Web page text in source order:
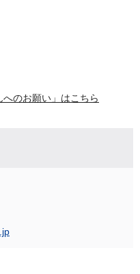
のお願い」はこちら